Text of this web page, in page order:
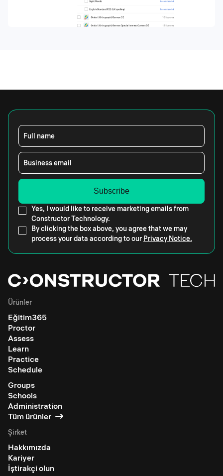
Full name
Business email
Yes, I would like to receive marketing emails from
Constructor Technology.
By clicking the box above, you agree that we may
process your data according to our Privacy Notice.
Ürünler
Eğitim365
Proctor
Assess
Learn
Practice
Schedule
Groups
Schools
Administration
Tüm ürünler
Şirket
Hakkımızda
Kariyer
İştirakçi olun